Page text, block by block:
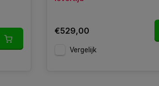
€529,00
Vergelijk